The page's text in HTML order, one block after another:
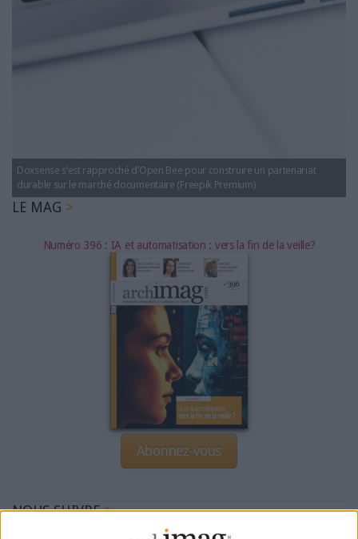
Doxsense s’est rapproché d’Open Bee pour construire un partenariat
durable sur le marché documentaire (Freepik Premium)
LE MAG
Numéro 396 : IA et automatisation : vers la fin de la veille?
Abonnez-vous
NOUS SUIVRE